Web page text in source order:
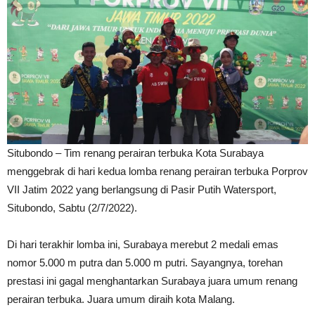
Situbondo – Tim renang perairan terbuka Kota Surabaya
menggebrak di hari kedua lomba renang perairan terbuka Porprov
VII Jatim 2022 yang berlangsung di Pasir Putih Watersport,
Situbondo, Sabtu (2/7/2022).
Di hari terakhir lomba ini, Surabaya merebut 2 medali emas
nomor 5.000 m putra dan 5.000 m putri. Sayangnya, torehan
prestasi ini gagal menghantarkan Surabaya juara umum renang
perairan terbuka. Juara umum diraih kota Malang.